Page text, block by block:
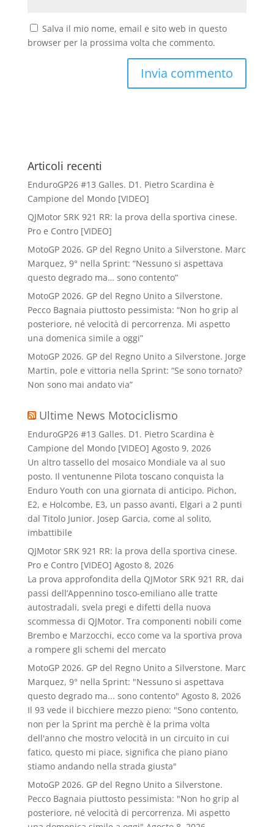
Salva il mio nome, email e sito web in questo
browser per la prossima volta che commento.
Articoli recenti
EnduroGP26 #13 Galles. D1. Pietro Scardina è
Campione del Mondo [VIDEO]
QJMotor SRK 921 RR: la prova della sportiva cinese.
Pro e Contro [VIDEO]
MotoGP 2026. GP del Regno Unito a Silverstone. Marc
Marquez, 9° nella Sprint: “Nessuno si aspettava
questo degrado ma… sono contento”
MotoGP 2026. GP del Regno Unito a Silverstone.
Pecco Bagnaia piuttosto pessimista: “Non ho grip al
posteriore, né velocità di percorrenza. Mi aspetto
una domenica simile a oggi”
MotoGP 2026. GP del Regno Unito a Silverstone. Jorge
Martin, pole e vittoria nella Sprint: “Se sono tornato?
Non sono mai andato via”
Ultime News Motociclismo
EnduroGP26 #13 Galles. D1. Pietro Scardina è
Campione del Mondo [VIDEO] Agosto 9, 2026
Un altro tassello del mosaico Mondiale va al suo
posto. Il ventunenne Pilota toscano conquista la
Enduro Youth con una giornata di anticipo. Pichon,
E2, e Holcombe, E3, un passo avanti, Elgari a 2 punti
dal Titolo Junior. Josep Garcia, come al solito,
imbattibile
QJMotor SRK 921 RR: la prova della sportiva cinese.
Pro e Contro [VIDEO] Agosto 8, 2026
La prova approfondita della QJMotor SRK 921 RR, dai
passi dell’Appennino tosco-emiliano alle tratte
autostradali, svela pregi e difetti della nuova
scommessa di QJMotor. Tra componenti nobili come
Brembo e Marzocchi, ecco come va la sportiva prova
a rompere gli schemi del mercato
MotoGP 2026. GP del Regno Unito a Silverstone. Marc
Marquez, 9° nella Sprint: "Nessuno si aspettava
questo degrado ma... sono contento" Agosto 8, 2026
Il 93 vede il bicchiere mezzo pieno: "Sono contento,
non per la Sprint ma perchè è la prima volta
dell'anno che mostro velocità in un circuito in cui
fatico, questo mi piace, significa che piano piano
stiamo andando nella strada giusta"
MotoGP 2026. GP del Regno Unito a Silverstone.
Pecco Bagnaia piuttosto pessimista: "Non ho grip al
posteriore, né velocità di percorrenza. Mi aspetto